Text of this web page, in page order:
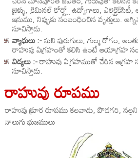
జైళ్ళు, క్రిమినల్ కోర్ట్లో ఉద్యోగాలు,
ఇనుము, నిప్పుకు సంబంధించిన వృత్తులు.
సూచిస్తాడు.
వ్యాధులు :-నులి పురుగులు, గుల్మ రోగం,
రాహువు ఏగ్రహంతో కలిసి ఉంటే ఆయాగ్రహ
విద్యలు :-రాహువు ఏగ్రహముతో చేరిన ఆగ్రహ
సూచిస్తాడు.
రాహువు రూపము
రాహువు క్రూర రూపము కలవాడు, పొడగరి,
నాలుగు భుజములు